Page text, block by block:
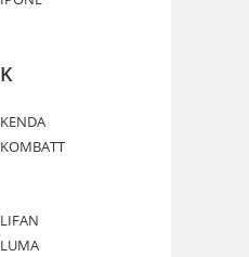
K
KENDA
KOMBATT
LIFAN
LUMA